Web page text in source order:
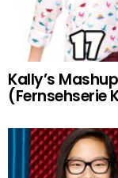
Kally’s
(Fernsehserie